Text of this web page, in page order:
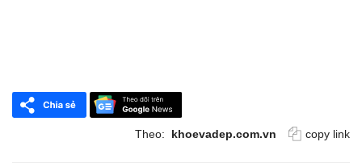
Theo: khoevadep.com.vn copy link